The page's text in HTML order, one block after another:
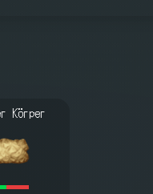
Körper